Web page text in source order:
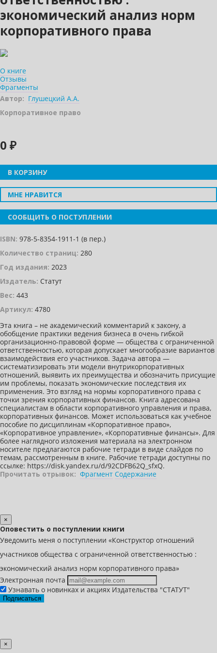
экономический анализ норм
корпоративного права
О книге
Отзывы
Фрагменты
Автор: Глушецкий А.А.
Корпоративное право
0 ₽
В КОРЗИНУ
МНЕ НРАВИТСЯ
СООБЩИТЬ О ПОСТУПЛЕНИИ
ISBN: 978-5-8354-1911-1 (в пер.)
Количество страниц: 280
Год издания: 2023
Издатель: Статут
Вес: 443
Артикул: 4780
Эта книга – не академический комментарий к закону, а
обобщение практики ведения бизнеса в очень гибкой
организационно-правовой форме — общества с ограниченной
ответственностью, которая допускает многообразие вариантов
взаимодействия его участников. Задача автора —
систематизировать эти модели внутрикорпоративных
отношений, выявить их преимущества и обозначить присущие
им проблемы, показать экономические последствия их
применения. Это взгляд на нормы корпоративного права с
точки зрения корпоративных финансов. Книга адресована
специалистам в области корпоративного управления и права,
корпоративных финансов. Может использоваться как учебное
пособие по дисциплинам «Корпоративное право»,
«Корпоративное управление», «Корпоративные финансы». Для
более наглядного изложения материала на электронном
носителе предлагаются рабочие тетради в виде слайдов по
темам, рассмотренным в книге. Рабочие тетради доступны по
ссылке: https://disk.yandex.ru/d/92CDFB62Q_sfxQ.
Прочитать отрывок: Фрагмент Содержание
×
Оповестить о поступлении книги
Уведомить меня о поступлении «Конструктор отношений
участников общества с ограниченной ответственностью :
экономический анализ норм корпоративного права»
Электронная почта
Узнавать о новинках и акциях Издательства "СТАТУТ"
Подписаться
×